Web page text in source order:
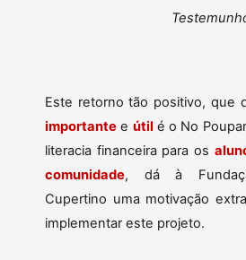
Este retorno tão positivo, que
importante e útil é o No
literacia financeira para os
comunidade, dá à
Cupertino uma motivação
implementar este projeto.